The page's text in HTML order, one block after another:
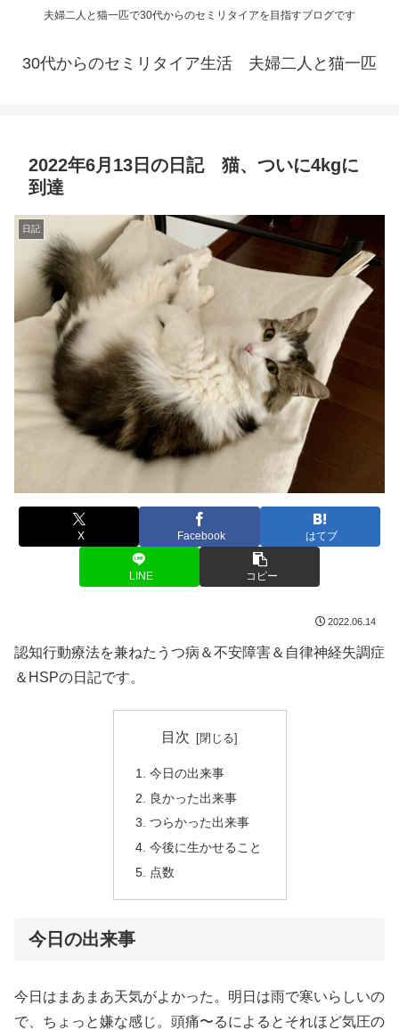
夫婦二人と猫一匹で30代からのセミリタイアを目指すブログです
30代からのセミリタイア生活 夫婦二人と猫一匹
2022年6月13日の日記 猫、ついに4kgに
到達
日記
X Facebook はてブ
LINE コピー
2022.06.14
認知行動療法を兼ねたうつ病＆不安障害＆自律神経失調症
＆HSPの日記です。
目次
今日の出来事
良かった出来事
つらかった出来事
今後に生かせること
点数
今日の出来事
今日はまあまあ天気がよかった。明日は雨で寒いらしいの
で、ちょっと嫌な感じ。頭痛〜るによるとそれほど気圧の